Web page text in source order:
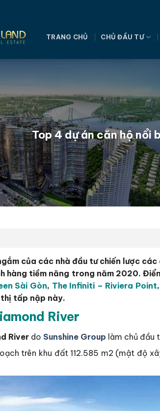
TRANG CHỦ CHỦ ĐẦU TƯ
Top 4 dự án căn hộ nổi
của các nhà đầu tư chiến lược các
hàng tiềm năng trong năm 2020.
Sài Gòn, The Infiniti – Riviera Point
tấp nập này.
River
River do Sunshine Group làm chủ đầu
trên khu đất 112.585 m2 (mật độ